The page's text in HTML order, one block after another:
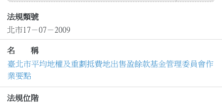
法規類號
北市17－07－2009
名 稱
臺北市平均地權及重劃抵費地出售盈餘款基金管理委員會作
業要點
法規位階